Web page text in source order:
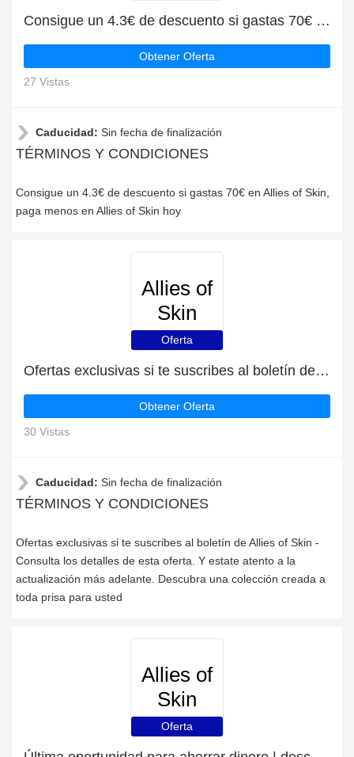
Consigue un 4.3€ de descuento si gastas 70€ en Allies of Skin
Obtener Oferta
27 Vistas
Caducidad: Sin fecha de finalización
TÉRMINOS Y CONDICIONES
Consigue un 4.3€ de descuento si gastas 70€ en Allies of Skin,
paga menos en Allies of Skin hoy
Allies of
Skin
Oferta
Ofertas exclusivas si te suscribes al boletín de Allies of Skin
Obtener Oferta
30 Vistas
Caducidad: Sin fecha de finalización
TÉRMINOS Y CONDICIONES
Ofertas exclusivas si te suscribes al boletín de Allies of Skin -
Consulta los detalles de esta oferta. Y estate atento a la
actualización más adelante. Descubra una colección creada a
toda prisa para usted
Allies of
Skin
Oferta